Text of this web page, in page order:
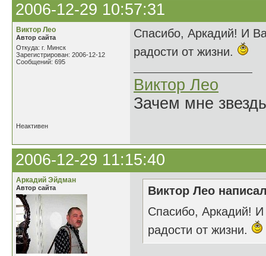
2006-12-29 10:57:31
Виктор Лео
Автор сайта
Откуда: г. Минск
Зарегистрирован: 2006-12-12
Сообщений: 695
Спасибо, Аркадий! И
радости от жизни.
Виктор Лео
Зачем мне
Неактивен
2006-12-29 11:15:40
Аркадий Эйдман
Автор сайта
Виктор Лео
Спасибо, Аркадий!
радости от жизни.